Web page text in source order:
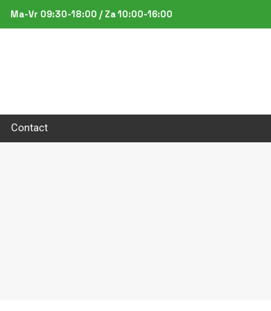
Ma-Vr 09:30-18:00 / Za 10:00-16:00
Contact